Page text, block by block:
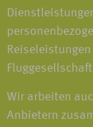
Wir arbeiten
Anbietern